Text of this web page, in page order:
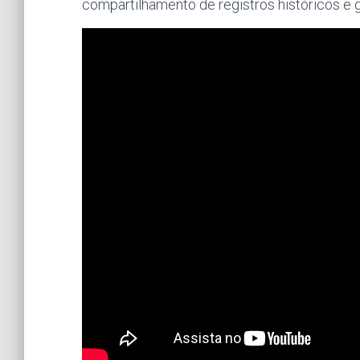
compartilhamento de registros históricos e